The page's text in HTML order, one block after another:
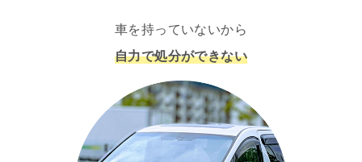
車を持っていないから
自力で処分ができない